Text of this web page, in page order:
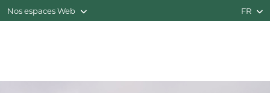
Nos espaces Web FR